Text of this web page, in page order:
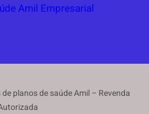
Amil Empresarial
planos de saúde Amil – Revenda